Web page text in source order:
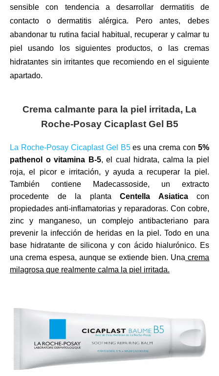
sensible con tendencia a desarrollar dermatitis de
contacto o dermatitis alérgica. Pero antes, debes
abandonar tu rutina facial habitual, recuperar y calmar tu
piel usando los siguientes productos, o las cremas
hidratantes sin irritantes que recomiendo en el siguiente
apartado.
Crema calmante para la piel irritada, La
Roche-Posay Cicaplast Gel B5
La Roche-Posay Cicaplast Gel B5es una crema con5%
pathenol o vitamina B-5, el cual hidrata, calma la piel
roja, el picor e irritación, y ayuda a recuperar la piel.
También contiene Madecassoside, un extracto
procedente de la planta Centella Asiaticacon
propiedades anti-inflamatorias y reparadoras. Con cobre,
zinc y manganeso, un complejo antibacteriano para
prevenir la infección de heridas en la piel. Todo en una
base hidratante de silicona y con ácido hialurónico. Es
una crema espesa, aunque se extiende bien. Una crema
milagrosa que realmente calma la piel irritada.